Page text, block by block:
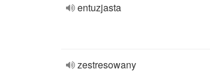
entuzjasta
zestresowany